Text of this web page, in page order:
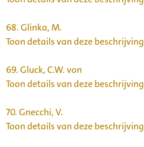
68.Glinka, M.
Toon details van deze beschrijving
69.Gluck, C.W. von
Toon details van deze beschrijving
70.Gnecchi, V.
Toon details van deze beschrijving